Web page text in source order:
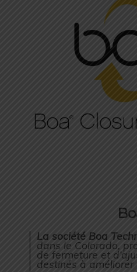
La société Boa
dans le Colorado,
de fermeture et
destinés à